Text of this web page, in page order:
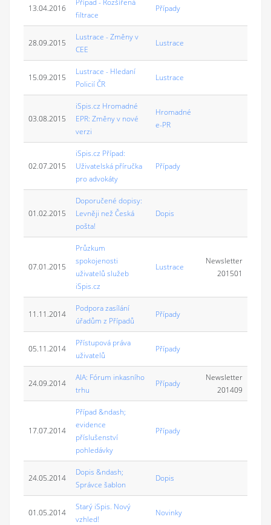
13.04.2016
Případ - Rozšířená
filtrace
Případy
28.09.2015
Lustrace - Změny v
CEE
Lustrace
15.09.2015
Lustrace - Hledaní
Policií ČR
Lustrace
03.08.2015
iSpis.cz Hromadné
EPR: Změny v nové
verzi
Hromadné
e-PR
02.07.2015
iSpis.cz Případ:
Uživatelská příručka
pro advokáty
Případy
01.02.2015
Doporučené dopisy:
Levněji než Česká
pošta!
Dopis
07.01.2015
Průzkum
spokojenosti
uživatelů služeb
iSpis.cz
Lustrace
Newsletter
201501
11.11.2014
Podpora zasílání
úřadům z Případů
Případy
05.11.2014
Přístupová práva
uživatelů
Případy
24.09.2014
AIA: Fórum inkasního
trhu
Případy
Newsletter
201409
17.07.2014
Případ &ndash;
evidence
příslušenství
pohledávky
Případy
24.05.2014
Dopis &ndash;
Správce šablon
Dopis
01.05.2014
Starý iSpis. Nový
vzhled!
Novinky